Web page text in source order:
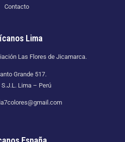
Contacto
Lima
Las Flores de Jicamarca.
Grande 517.
S.J.L. Lima – Perú